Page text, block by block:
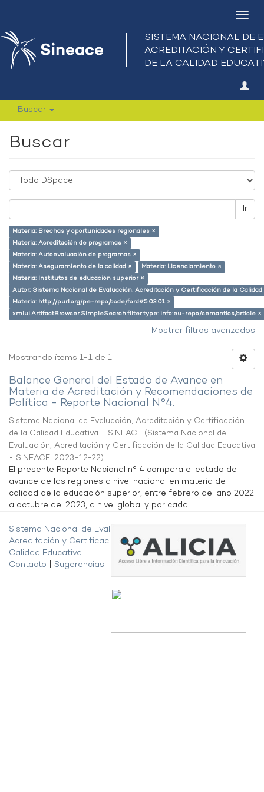
Buscar
Buscar
Ir
Materia: Brechas y oportunidades regionales ×
Materia: Acreditación de programas ×
Materia: Autoevaluación de programas ×
Materia: Aseguramiento de la calidad ×
Materia: Licenciamiento ×
Materia: Institutos de educación superior ×
Autor: Sistema Nacional de Evaluación, Acreditación y Certificación de la
Materia: http://purl.org/pe-repo/ocde/ford#5.03.01 ×
xmlui.ArtifactBrowser.SimpleSearch.filter.type: info:eu-repo/semantics/article ×
Mostrar filtros avanzados
Mostrando ítems 1-1 de 1
Balance General del Estado de Avance en
Materia de Acreditación y Recomendaciones de
Política - Reporte Nacional N°4.
Sistema Nacional de Evaluación, Acreditación y Certificación
de la Calidad Educativa - SINEACE (Sistema Nacional de
Evaluación, Acreditación y Certificación de la Calidad Educativa
- SINEACE, 2023-12-22)
El presente Reporte Nacional n° 4 compara el estado de
avance de las regiones a nivel nacional en materia de
calidad de la educación superior, entre febrero del año 2022
a octubre del 2023, a nivel global y por cada ...
Sistema Nacional de Evaluación,
Acreditación y Certificación de la
Calidad Educativa
Contacto
Sugerencias